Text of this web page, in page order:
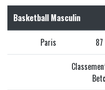
Basketball Masculin
Paris 87